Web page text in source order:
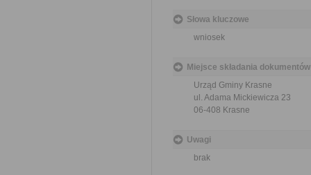
Słowa kluczowe
wniosek
Miejsce składania dokumentów
Urząd Gminy Krasne
ul. Adama Mickiewicza 23
06-408 Krasne
Uwagi
brak